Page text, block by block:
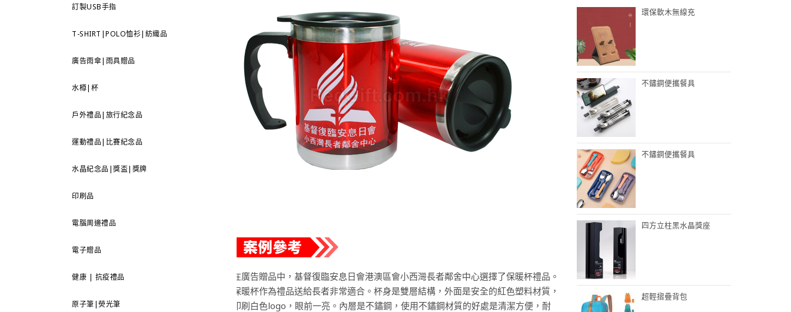
訂製USB手指
T-SHIRT|POLO恤衫|紡織品
廣告雨傘|雨具贈品
水樽|杯
戶外禮品|旅行紀念品
運動禮品|比賽紀念品
水晶紀念品|獎盃|獎牌
印刷品
電腦周邊禮品
電子贈品
健康 | 抗疫禮品
原子筆|熒光筆
在廣告贈品中，基督復臨安息日會港澳區會小西灣長者鄰舍中心選擇了保暖杯禮品。
保暖杯作為禮品送給長者非常適合。杯身是雙層結構，外面是安全的紅色塑料材質，
印刷白色logo，眼前一亮。內層是不鏽鋼，使用不鏽鋼材質的好處是清潔方便，耐
環保軟木無線充
不鏽鋼便攜餐具
不鏽鋼便攜餐具
四方立柱黑水晶獎座
超輕摺疊背包